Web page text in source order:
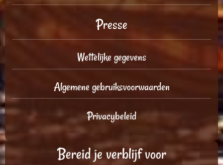
Presse
Wettelijke gegevens
Algemene gebruiksvoorwaarden
Privacybeleid
Bereid je verblijf voor